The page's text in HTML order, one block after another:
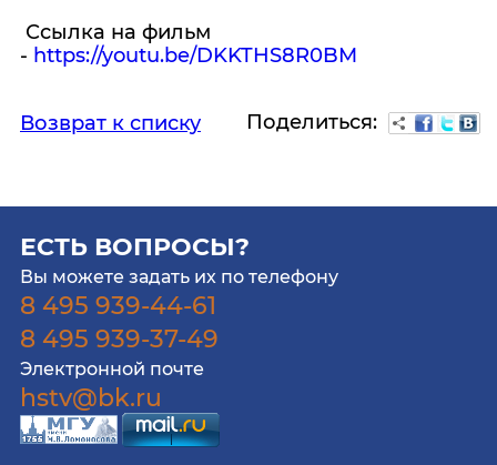
Ссылка на фильм
- https://youtu.be/DKKTHS8R0BM
Возврат к списку Поделиться:
ЕСТЬ ВОПРОСЫ?
Вы можете задать их по телефону
8 495 939-44-61
8 495 939-37-49
Электронной почте
hstv@bk.ru